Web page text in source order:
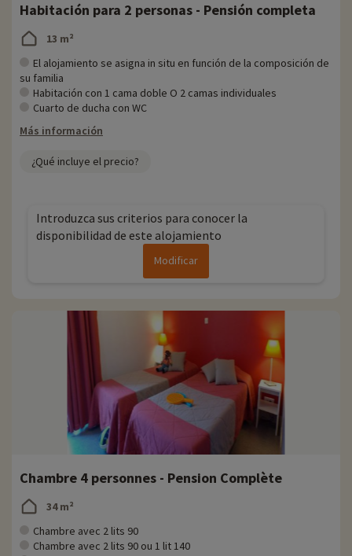
Habitación para 2 personas - Pensión completa
13 m²
El alojamiento se asigna in situ en función de la composición de
su familia
Habitación con 1 cama doble O 2 camas individuales
Cuarto de ducha con WC
Más información
¿Qué incluye el precio?
Introduzca sus criterios para conocer la
disponibilidad de este alojamiento
Modificar
Chambre 4 personnes - Pension Complète
34 m²
Chambre avec 2 lits 90
Chambre avec 2 lits 90 ou 1 lit 140